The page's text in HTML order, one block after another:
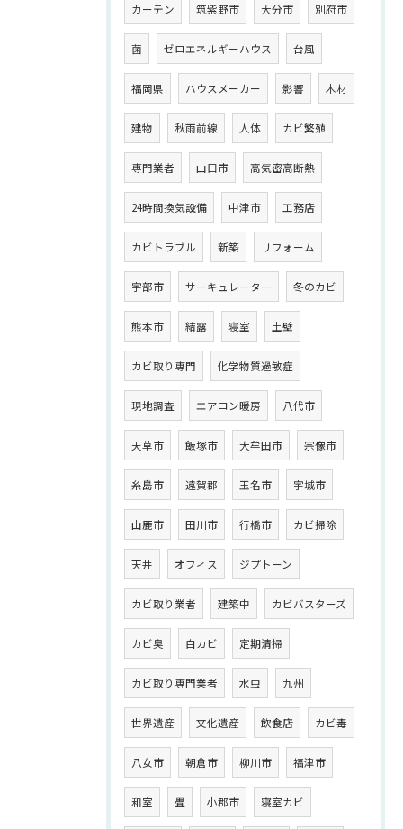
カーテン 筑紫野市 大分市 別府市
菌 ゼロエネルギーハウス 台風
福岡県 ハウスメーカー 影響 木材
建物 秋雨前線 人体 カビ繁殖
専門業者 山口市 高気密高断熱
24時間換気設備 中津市 工務店
カビトラブル 新築 リフォーム
宇部市 サーキュレーター 冬のカビ
熊本市 結露 寝室 土壁
カビ取り専門 化学物質過敏症
現地調査 エアコン暖房 八代市
天草市 飯塚市 大牟田市 宗像市
糸島市 遠賀郡 玉名市 宇城市
山鹿市 田川市 行橋市 カビ掃除
天井 オフィス ジプトーン
カビ取り業者 建築中 カビバスターズ
カビ臭 白カビ 定期清掃
カビ取り専門業者 水虫 九州
世界遺産 文化遺産 飲食店 カビ毒
八女市 朝倉市 柳川市 福津市
和室 畳 小郡市 寝室カビ